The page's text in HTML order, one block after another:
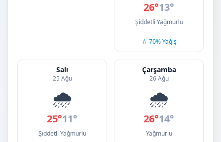
26°13°
Şiddetli Yağmurlu
💧 70% Yağış
Salı
25 Ağu
🌧️
25°11°
Şiddetli Yağmurlu
Çarşamba
26 Ağu
🌧️
26°14°
Yağmurlu